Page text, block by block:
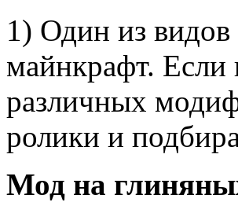
1) Один из видов
майнкрафт. Если
различных
ролики и
Мод на